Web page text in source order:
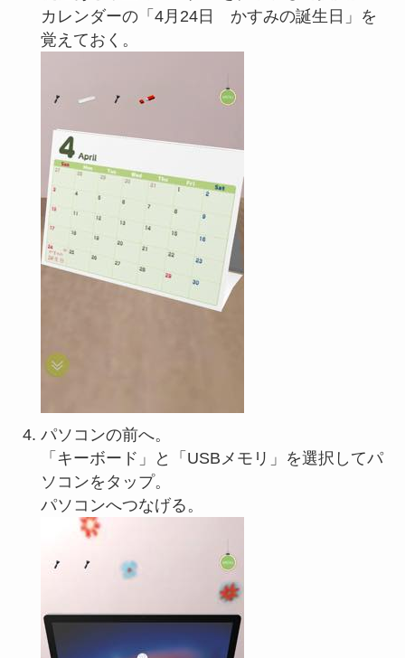
カレンダーの「4月24日 かすみの誕生日」を
覚えておく。
パソコンの前へ。
「キーボード」と「USBメモリ」を選択してパ
ソコンをタップ。
パソコンへつなげる。